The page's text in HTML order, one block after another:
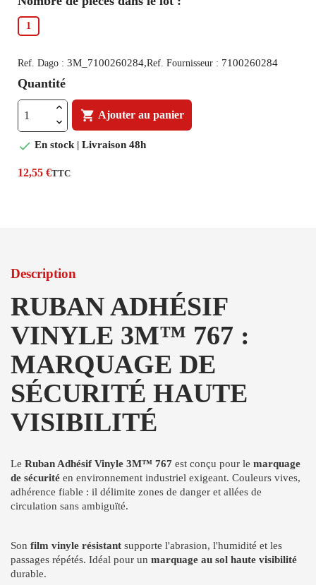
1
Ref. Dago : 3M_7100260284,Ref. Fournisseur : 7100260284
Quantité
 Ajouter au panier
 En stock | Livraison 48h
12,55 €TTC
Description
RUBAN ADHÉSIF
VINYLE 3M™ 767 :
MARQUAGE DE
SÉCURITÉ HAUTE
VISIBILITÉ
Le Ruban Adhésif Vinyle 3M™ 767 est conçu pour le marquage
de sécurité en environnement industriel exigeant. Couleurs vives,
adhérence fiable : il délimite zones de danger et allées de
circulation sans ambiguïté.
Son film vinyle résistant supporte l'abrasion, l'humidité et les
passages répétés. Idéal pour un marquage au sol haute visibilité
durable.